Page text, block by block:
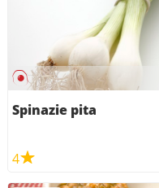
Spinazie pita
4